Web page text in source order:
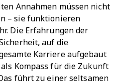
Annahmen müssen nicht
– sie funktionieren
Die Erfahrungen der
auf die
Karriere aufgebaut
Kompass für die Zukunft
führt zu einer seltsamen